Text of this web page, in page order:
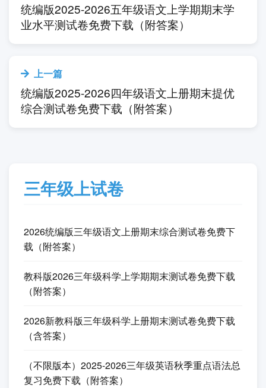
统编版2025-2026五年级语文上学期期末学
业水平测试卷免费下载（附答案）
上一篇
统编版2025-2026四年级语文上册期末提优
综合测试卷免费下载（附答案）
三年级上试卷
2026统编版三年级语文上册期末综合测试卷免费下
载（附答案）
教科版2026三年级科学上学期期末测试卷免费下载
（附答案）
2026新教科版三年级科学上册期末测试卷免费下载
（含答案）
（不限版本）2025-2026三年级英语秋季重点语法总
复习免费下载（附答案）